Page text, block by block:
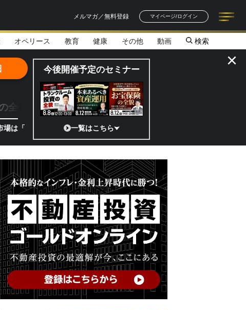
メルマガ／無料登録
マイページ/ログイン
記事一覧
著者一覧
オペリース 教育 健康 その他 動画 検索
全貌
」 日本の宇宙ベンチャーのココがスゴイ！／補助金から実需へ、知られ
今後開催予定のセミナー
一覧はこちら
×